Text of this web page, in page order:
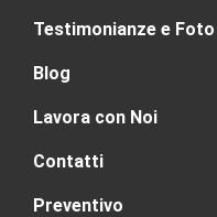
Testimonianze e Foto
Blog
Lavora con Noi
Contatti
Preventivo